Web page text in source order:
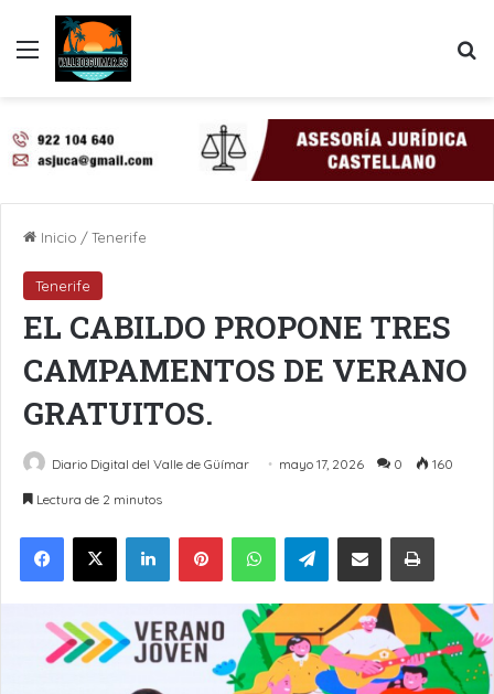
Menú
Inicio /Tenerife
Tenerife
EL CABILDO PROPONE TRES
CAMPAMENTOS DE VERANO
GRATUITOS.
Diario Digital del Valle de Güímar mayo 17, 2026 0 160
Lectura de 2 minutos
LinkedInPinterestWhatsAppTelegramCompartir por Email Imprimir